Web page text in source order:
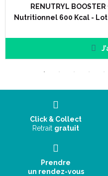
RENUTRYL
Nutritionnel 600 Kcal -
Click & Collect
Retrait gratuit
Prendre
un rendez-vous